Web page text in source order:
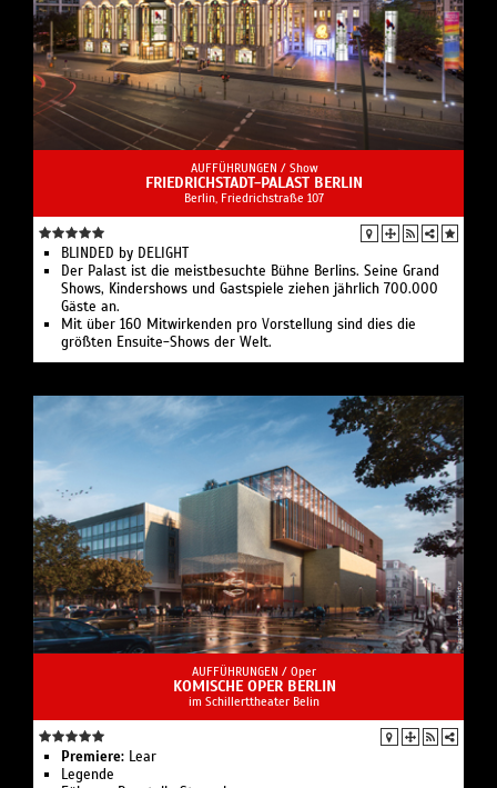
AUFFÜHRUNGEN / Show
FRIEDRICHSTADT-PALAST BERLIN
Berlin, Friedrichstraße 107
BLINDED by DELIGHT
Der Palast ist die meistbesuchte Bühne Berlins. Seine Grand
Shows, Kindershows und Gastspiele ziehen jährlich 700.000
Gäste an.
Mit über 160 Mitwirkenden pro Vorstellung sind dies die
größten Ensuite-Shows der Welt.
AUFFÜHRUNGEN / Oper
KOMISCHE OPER BERLIN
im Schillerttheater Belin
Premiere: Lear
Legende